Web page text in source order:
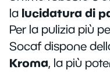
la lucidatura di
Per la pulizia più
Socaf dispone
Kroma, la più